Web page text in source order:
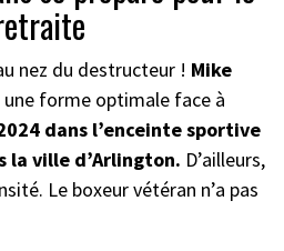
nez du destructeur ! Mike
une forme optimale face à
dans l’enceinte sportive
la ville d’Arlington. D’ailleurs,
Le boxeur vétéran n’a pas